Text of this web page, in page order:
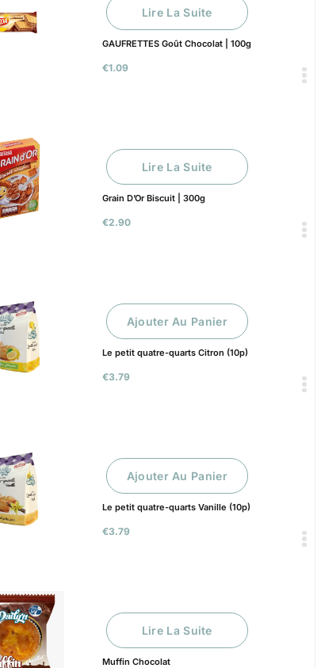
€1.09
GAUFRETTES Goût Chocolat | 100g
Lire La Suite
€2.90
Grain D’Or Biscuit | 300g
Lire La Suite
€3.79
Le petit quatre-quarts Citron (10p)
Ajouter Au Panier
€3.79
Le petit quatre-quarts Vanille (10p)
Ajouter Au Panier
Muffin Chocolat
Lire La Suite